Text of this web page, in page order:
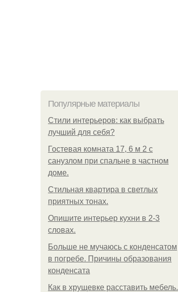
Популярные материалы
Стили интерьеров: как выбрать
лучший для себя?
Гостевая комната 17, 6 м 2 с
санузлом при спальне в частном
доме.
Стильная квартира в светлых
приятных тонах.
Опишите интерьер кухни в 2-3
словах.
Больше не мучаюсь с конденсатом
в погребе. Причины образования
конденсата
Как в хрущевке расставить мебель.